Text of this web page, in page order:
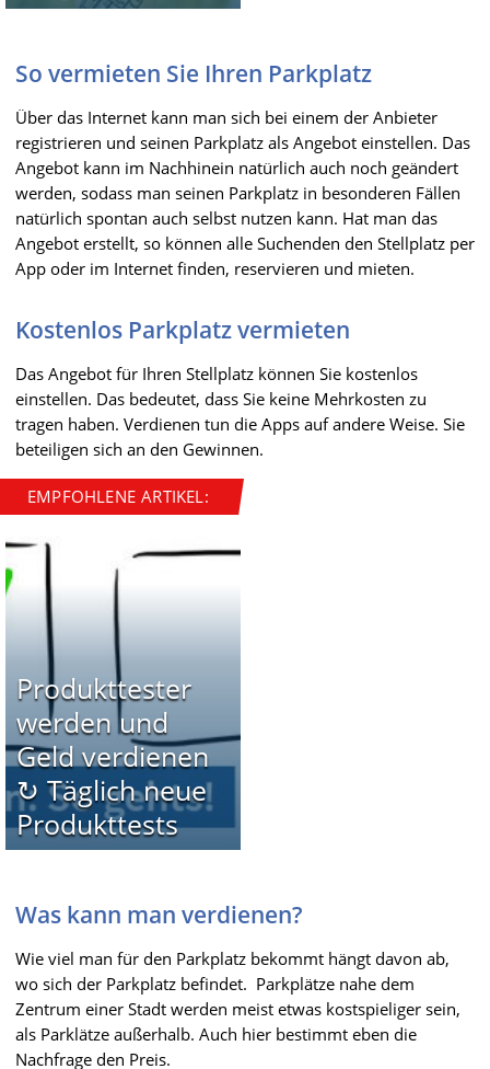
So vermieten Sie Ihren Parkplatz
Über das Internet kann man sich bei einem der Anbieter
registrieren und seinen Parkplatz als Angebot einstellen. Das
Angebot kann im Nachhinein natürlich auch noch geändert
werden, sodass man seinen Parkplatz in besonderen Fällen
natürlich spontan auch selbst nutzen kann. Hat man das
Angebot erstellt, so können alle Suchenden den Stellplatz per
App oder im Internet finden, reservieren und mieten.
Kostenlos Parkplatz vermieten
Das Angebot für Ihren Stellplatz können Sie kostenlos
einstellen. Das bedeutet, dass Sie keine Mehrkosten zu
tragen haben. Verdienen tun die Apps auf andere Weise. Sie
beteiligen sich an den Gewinnen.
EMPFOHLENE ARTIKEL:
Produkttester
werden und
Geld verdienen
↻ Täglich neue
Produkttests
Was kann man verdienen?
Wie viel man für den Parkplatz bekommt hängt davon ab,
wo sich der Parkplatz befindet. Parkplätze nahe dem
Zentrum einer Stadt werden meist etwas kostspieliger sein,
als Parklätze außerhalb. Auch hier bestimmt eben die
Nachfrage den Preis.